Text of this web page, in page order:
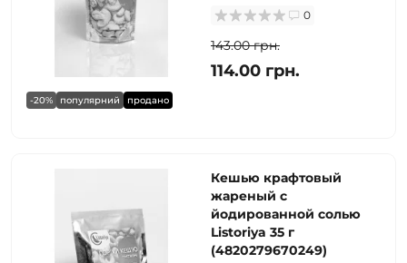
-20% популярний продано
0
143.00 грн.
114.00 грн.
Кешью крафтовый
жареный с
йодированной солью
Listoriya 35 г
(4820279670249)